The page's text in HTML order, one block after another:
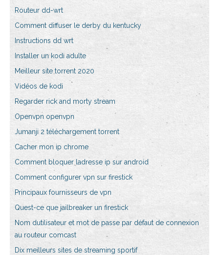
Routeur dd-wrt
Comment diffuser le derby du kentucky
Instructions dd wrt
Installer un kodi adulte
Meilleur site torrent 2020
Vidéos de kodi
Regarder rick and morty stream
Openvpn openvpn
Jumanji 2 téléchargement torrent
Cacher mon ip chrome
Comment bloquer ladresse ip sur android
Comment configurer vpn sur firestick
Principaux fournisseurs de vpn
Quest-ce que jailbreaker un firestick
Nom dutilisateur et mot de passe par défaut de connexion
au routeur comcast
Dix meilleurs sites de streaming sportif